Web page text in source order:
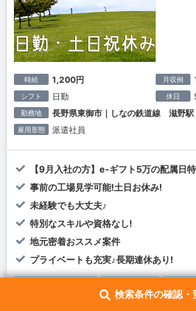
検索条件の確認・
時給 1,200円 月収例
シフト 日勤 休日
勤務地 長野県東御市｜しなの鉄道線 滋野
雇用形態 派遣社員
【9月入社の方】e-ギフト5万の配属日
事前の工場見学可能!土日お休み!
未経験でも大丈夫♪
特別なスキルや資格なし!
地元密着おススメ案件
プライベートも充実♪長期連休あり!
40～50代活躍中